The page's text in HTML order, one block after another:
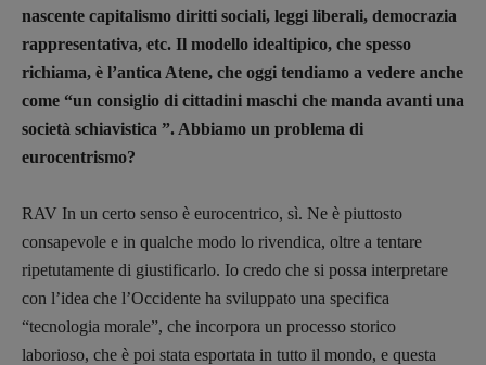
nascente capitalismo diritti sociali, leggi liberali, democrazia
rappresentativa, etc. Il modello idealtipico, che spesso
richiama, è l’antica Atene, che oggi tendiamo a vedere anche
come “un consiglio di cittadini maschi che manda avanti una
società schiavistica ”. Abbiamo un problema di
eurocentrismo?
RAV In un certo senso è eurocentrico, sì. Ne è piuttosto
consapevole e in qualche modo lo rivendica, oltre a tentare
ripetutamente di giustificarlo. Io credo che si possa interpretare
con l’idea che l’Occidente ha sviluppato una specifica
“tecnologia morale”, che incorpora un processo storico
laborioso, che è poi stata esportata in tutto il mondo, e questa